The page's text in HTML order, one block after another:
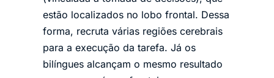
estão localizados no lobo frontal. Dessa
forma, recruta várias regiões cerebrais
para a execução da tarefa. Já os
bilíngues alcançam o mesmo resultado